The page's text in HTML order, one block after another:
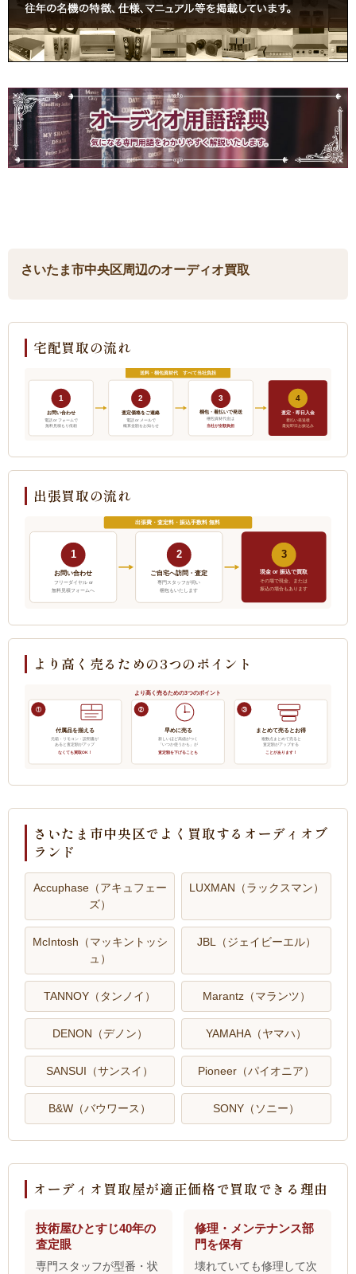
さいたま市中央区周辺のオーディオ買取
宅配買取の流れ
送料・梱包資材代 すべて当社負担
1
お問い合わせ
電話 or フォームで
無料見積もり依頼
2
査定価格をご連絡
電話 or メールで
概算金額をお知らせ
3
梱包・着払いで発送
梱包資材代金は
当社が全額負担
4
査定・即日入金
着払い発送後
最短即日お振込み
出張買取の流れ
出張費・査定料・振込手数料 無料
1
お問い合わせ
フリーダイヤル or
無料見積フォームへ
2
ご自宅へ訪問・査定
専門スタッフが伺い
梱包もいたします
3
現金 or 振込で買取
その場で現金、または
振込の場合もあります
より高く売るための3つのポイント
より高く売るための3つのポイント
①
付属品を揃える
元箱・リモコン・説明書が
あると査定額がアップ
なくても買取OK！
②
早めに売る
新しいほど高値がつく
「いつか使うかも」が
査定額を下げることも
③
まとめて売るとお得
複数点まとめて売ると
査定額がアップする
ことがあります！
さいたま市中央区でよく買取するオーディオブ
ランド
Accuphase（アキュフェー
ズ）
LUXMAN（ラックスマン）
McIntosh（マッキントッシ
ュ）
JBL（ジェイビーエル）
TANNOY（タンノイ） Marantz（マランツ）
DENON（デノン） YAMAHA（ヤマハ）
SANSUI（サンスイ） Pioneer（パイオニア）
B&W（バウワース） SONY（ソニー）
オーディオ買取屋が適正価格で買取できる理由
技術屋ひとすじ40年の
査定眼
専門スタッフが型番・状
修理・メンテナンス部
門を保有
壊れていても修理して次